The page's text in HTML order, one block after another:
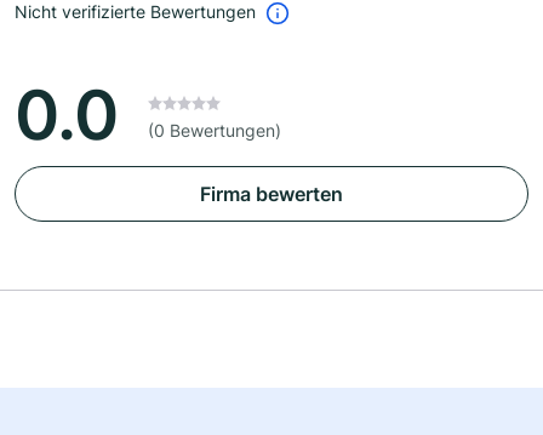
Nicht verifizierte Bewertungen
0.0 (0 Bewertungen)
Firma bewerten